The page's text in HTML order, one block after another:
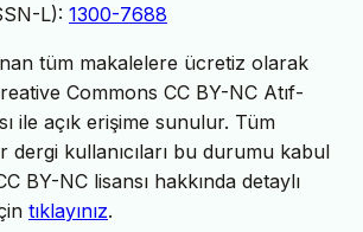
L): 1300-7688
tüm makalelere ücretiz olarak
Commons CC BY-NC Atıf-
ile açık erişime sunulur. Tüm
dergi kullanıcıları bu durumu kabul
BY-NC lisansı hakkında detaylı
tıklayınız.